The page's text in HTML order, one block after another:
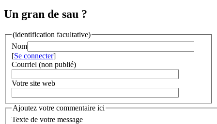
Un gran de sau ?
(identification facultative)
Nom
[Se connecter]
Courriel (non publié)
Votre site web
Ajoutez votre commentaire ici
Texte de votre message